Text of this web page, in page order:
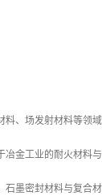
、场发射材料等领
金工业的耐火材料
墨密封材料与复合